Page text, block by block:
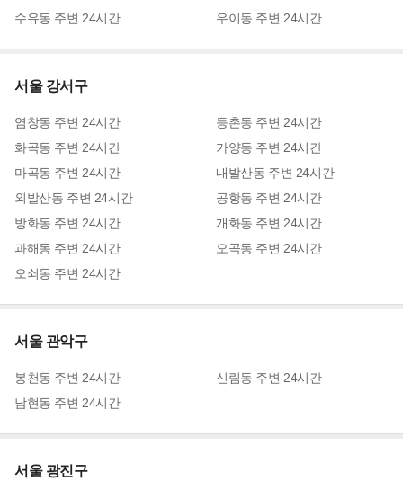
수유동 주변 24시간 우이동 주변 24시간
서울 강서구
염창동 주변 24시간 등촌동 주변 24시간
화곡동 주변 24시간 가양동 주변 24시간
마곡동 주변 24시간 내발산동 주변 24시간
외발산동 주변 24시간 공항동 주변 24시간
방화동 주변 24시간 개화동 주변 24시간
과해동 주변 24시간 오곡동 주변 24시간
오쇠동 주변 24시간
서울 관악구
봉천동 주변 24시간 신림동 주변 24시간
남현동 주변 24시간
서울 광진구